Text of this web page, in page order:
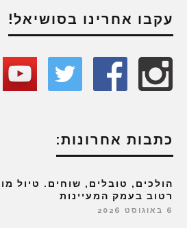
עקבו אחרינו בסושיאל!
כתבות אחרונות:
הולכים, טובלים, שוחים. טיול
רטוב בעמק המעיינות
6 באוגוסט 2026